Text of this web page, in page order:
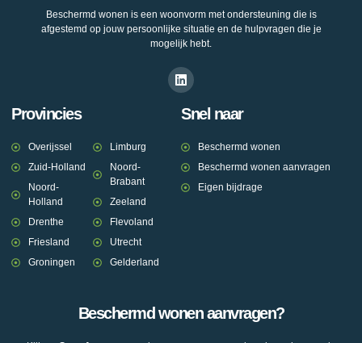
Beschermd wonen is een woonvorm met ondersteuning die is
afgestemd op jouw persoonlijke situatie en de hulpvragen die je
mogelijk hebt.
Provincies
Overijssel
Zuid-Holland
Noord-
Holland
Drenthe
Friesland
Groningen
Limburg
Noord-
Brabant
Zeeland
Flevoland
Utrecht
Gelderland
Snel naar
Beschermd wonen
Beschermd wonen aanvragen
Eigen bijdrage
Beschermd wonen aanvragen?